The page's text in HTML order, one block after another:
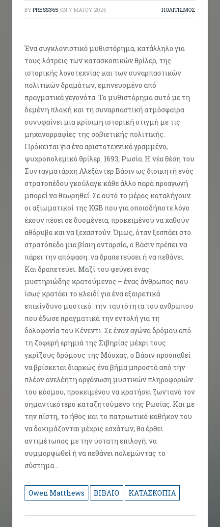
BY PRESS365 ON 7 ΜΑΪ́ΟΥ 2026 ΠΟΛΙΤΙΣΜΟΣ
Ένα συγκλονιστικό μυθιστόρημα, κατάλληλο για
τους λάτρεις των κατασκοπικών θρίλερ, της
ιστορικής λογοτεχνίας και των συναρπαστικών
πολιτικών δραμάτων, εμπνευσμένο από
πραγματικά γεγονότα. Το μυθιστόρημα αυτό με τη
δεμένη πλοκή και τη συναρπαστική ατμόσφαιρα
συνυφαίνει μια κρίσιμη ιστορική στιγμή με τις
μηχανορραφίες της σοβιετικής πολιτικής.
Πρόκειται για ένα αριστοτεχνικά γραμμένο,
ψυχροπολεμικό θρίλερ. 1693, Ρωσία. Η νέα θέση του
Συνταγματάρχη Αλεξάντερ Βάσιν ως διοικητή ενός
στρατοπέδου γκούλαγκ κάθε άλλο παρά προαγωγή
μπορεί να θεωρηθεί. Σε αυτό το μέρος καταλήγουν
οι αξιωματικοί της KGB που για οποιοδήποτε λόγο
έχουν πέσει σε δυσμένεια, προκειμένου να χαθούν
αθόρυβα και να ξεχαστούν. Όμως, όταν ξεσπάει στο
στρατόπεδο μια βίαιη ανταρσία, ο Βάσιν πρέπει να
πάρει την απόφαση: να δραπετεύσει ή να πεθάνει.
Και δραπετεύει. Μαζί του φεύγει ένας
μυστηριώδης κρατούμενος – ένας άνθρωπος που
ίσως κρατάει το κλειδί για ένα εξαιρετικά
επικίνδυνο μυστικό: την ταυτότητα του ανθρώπου
που έδωσε πραγματικά την εντολή για τη
δολοφονία του Κένεντι. Σε έναν αγώνα δρόμου από
τη ζοφερή ερημιά της Σιβηρίας μέχρι τους
γκρίζους δρόμους της Μόσχας, ο Βάσιν προσπαθεί
να βρίσκεται διαρκώς ένα βήμα μπροστά από την
πλέον ανελέητη οργάνωση μυστικών πληροφοριών
του κόσμου, προκειμένου να κρατήσει ζωντανό τον
σημαντικότερο καταζητούμενο της Ρωσίας. Και με
την πίστη, το ήθος και το πατριωτικό καθήκον του
να δοκιμάζονται μέχρις εσχάτων, θα έρθει
αντιμέτωπος με την ύστατη επιλογή: να
συμμορφωθεί ή να πεθάνει πολεμώντας το
σύστημα…
Owen Matthews ΒΙΒΛΙΟ ΚΑΤΑΣΚΟΠΙΑ